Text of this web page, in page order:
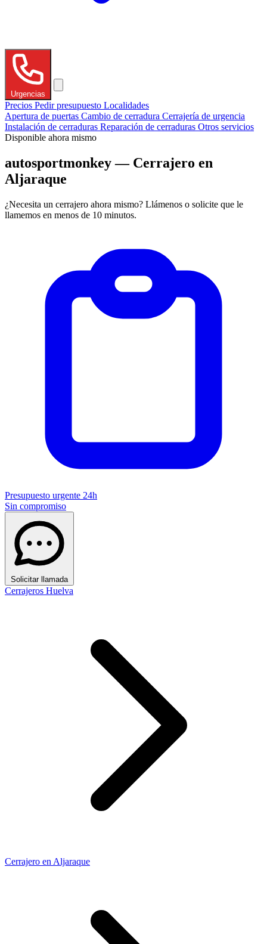
Urgencias
Precios Pedir presupuesto Localidades
Apertura de puertas Cambio de cerradura Cerrajería de urgencia
Instalación de cerraduras Reparación de cerraduras Otros servicios
Disponible ahora mismo
autosportmonkey — Cerrajero en
Aljaraque
¿Necesita un cerrajero ahora mismo? Llámenos o solicite que le
llamemos en menos de 10 minutos.
Presupuesto urgente 24h
Sin compromiso
Solicitar llamada
Cerrajeros Huelva
Cerrajero en Aljaraque